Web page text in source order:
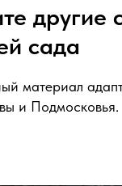
другие
сада
материал
и Подмосковья.